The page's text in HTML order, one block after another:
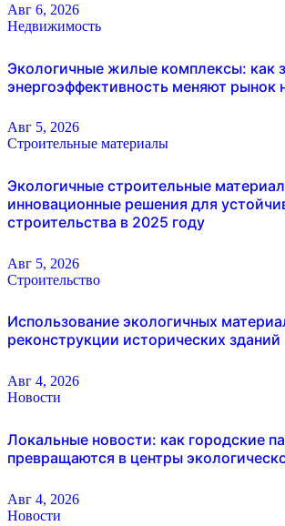
Авг 6, 2026
Недвижимость
Экологичные жилые комплексы: как
энергоэффективность меняют рынок
Авг 5, 2026
Строительные материалы
Экологичные строительные
инновационные решения для
строительства в 2025 году
Авг 5, 2026
Строительство
Использование экологичных
реконструкции исторических зданий
Авг 4, 2026
Новости
Локальные новости: как городские
превращаются в центры
Авг 4, 2026
Новости